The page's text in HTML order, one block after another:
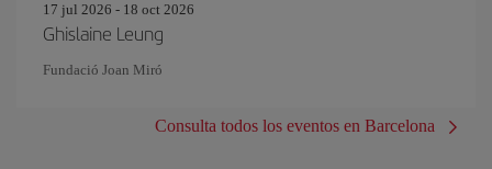
17 jul 2026 - 18 oct 2026
Ghislaine Leung
Fundació Joan Miró
Consulta todos los eventos en Barcelona